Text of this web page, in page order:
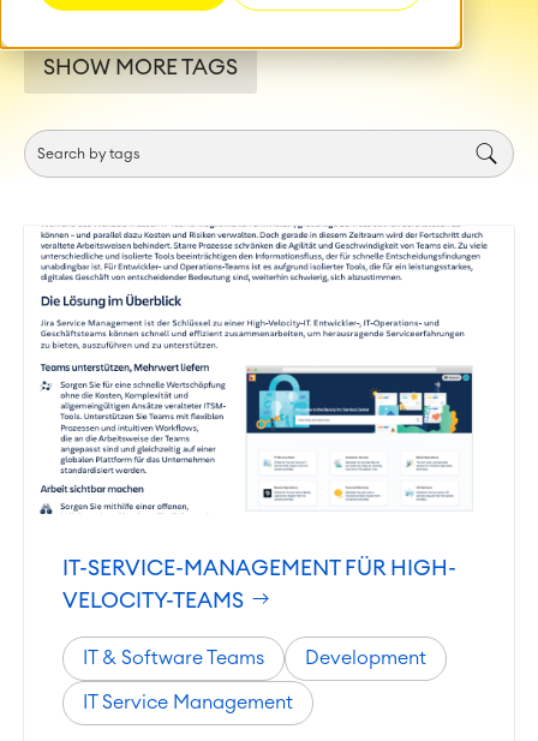
SOLUTIONS
Work Management
Projektmanagement
Zeiterfassung, Planung und
Überstunden
Geschäftsprozesse
DevOps
Requirements Management
Agile Development
SHOW MORE TAGS
IT-SERVICE-MANAGEMENT FÜR HIGH-
VELOCITY-TEAMS
IT & Software Teams Development
IT Service Management